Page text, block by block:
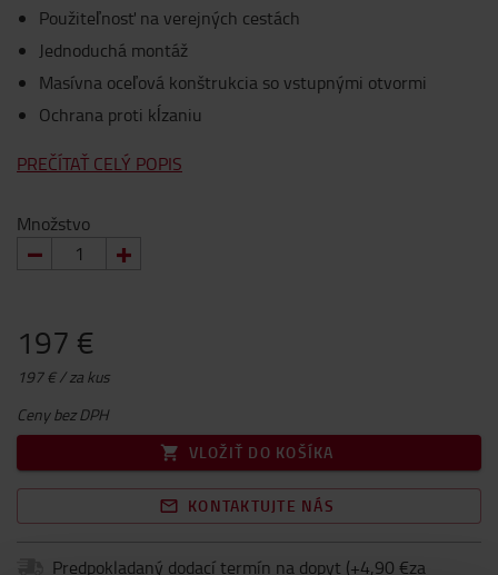
Použiteľnosť na verejných cestách
Jednoduchá montáž
Masívna oceľová konštrukcia so vstupnými otvormi
Ochrana proti kĺzaniu
PREČÍTAŤ CELÝ POPIS
Množstvo
197 €
197 € / za kus
Ceny bez DPH
VLOŽIŤ DO KOŠÍKA
KONTAKTUJTE NÁS
Predpokladaný dodací termín na dopyt (+4,90 €za